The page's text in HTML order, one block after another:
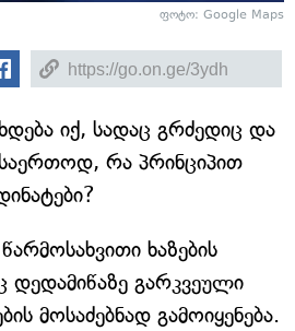
ფოტო: Google Maps
იქ, სადაც გრძედიც და
საერთოდ, რა პრინციპით
ხაზების
დედამიწაზე გარკვეული
მოსაძებნად გამოიყენება.